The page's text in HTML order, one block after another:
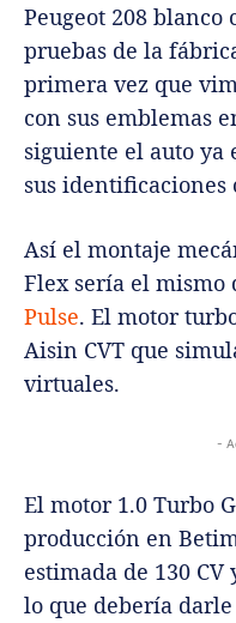
Peugeot 208
pruebas de la
primera vez que
con sus emblemas
siguiente el auto ya
sus identificaciones
Así el montaje
Flex sería el mismo
Pulse. El motor
Aisin CVT que
virtuales.
-
El motor 1.0 Turbo
producción en
estimada de 130
lo que debería